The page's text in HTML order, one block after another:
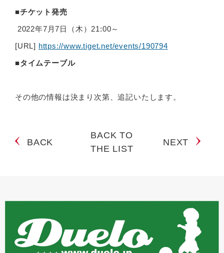
■チケット発売
2022年7月7日（木）21:00～
[URL] https://www.tiget.net/events/190794
■タイムテーブル
その他の情報は決まり次第、追記いたします。
BACK
BACK TO
THE LIST
NEXT